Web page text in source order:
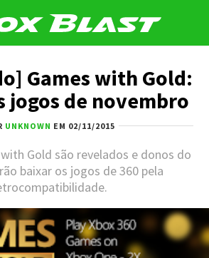
Games with Gold:
jogos de novembro
UNKNOWN EM 02/11/2015
Gold são revelados e donos do
baixar os jogos de 360 pela